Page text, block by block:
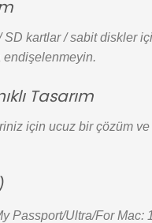
kartlar / sabit diskler
endişelenmeyin.
Tasarım
için ucuz bir çözüm
Passport/Ultra/For Mac: